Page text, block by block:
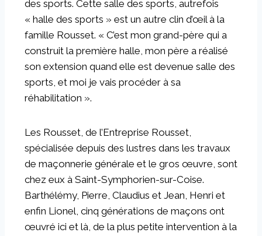
des sports. Cette salle des sports, autrefois
« halle des sports » est un autre clin d’œil à la
famille Rousset. « C’est mon grand-père qui a
construit la première halle, mon père a réalisé
son extension quand elle est devenue salle des
sports, et moi je vais procéder à sa
réhabilitation ».
Les Rousset, de l’Entreprise Rousset,
spécialisée depuis des lustres dans les travaux
de maçonnerie générale et le gros œuvre, sont
chez eux à Saint-Symphorien-sur-Coise.
Barthélémy, Pierre, Claudius et Jean, Henri et
enfin Lionel, cinq générations de maçons ont
œuvré ici et là, de la plus petite intervention à la